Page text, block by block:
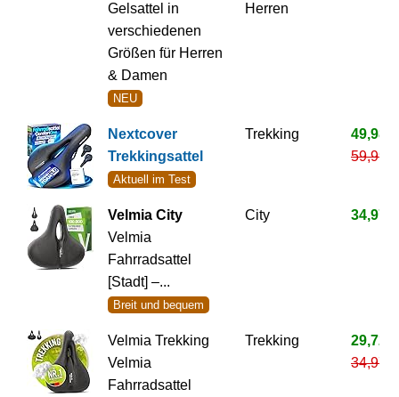
Gelsattel in
verschiedenen
Größen für Herren
& Damen
NEU
Herren
Nextcover
Trekkingsattel
Aktuell im Test
Trekking
49,98 €
59,99 €
Velmia City
Velmia
Fahrradsattel
[Stadt] –...
Breit und bequem
City 34,97 €
Velmia Trekking
Velmia
Fahrradsattel
Trekking
29,72 €
34,97 €